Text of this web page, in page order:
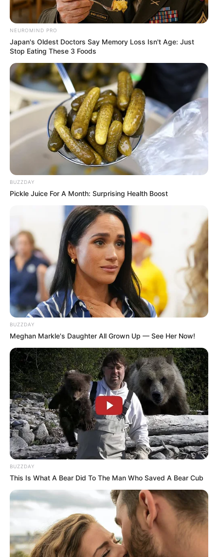
NEUROMIND PRO
Japan's Oldest Doctors Say Memory Loss Isn't Age: Just
Stop Eating These 3 Foods
BUZZDAY
Pickle Juice For A Month: Surprising Health Boost
BUZZDAY
Meghan Markle's Daughter All Grown Up — See Her Now!
BUZZDAY
This Is What A Bear Did To The Man Who Saved A Bear Cub